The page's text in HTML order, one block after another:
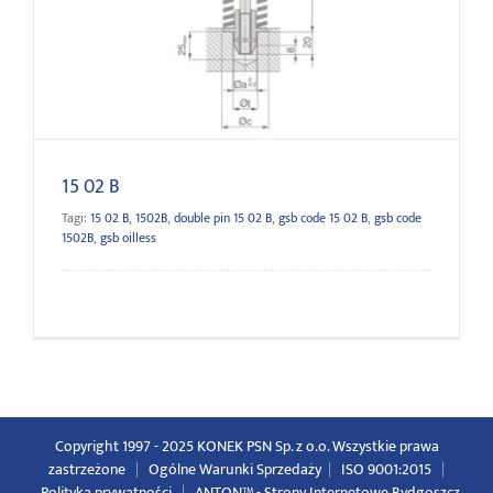
15 02 B
Tagi: 15 02 B, 1502B, double pin 15 02 B, gsb code 15 02 B, gsb code
1502B, gsb oilless
Copyright 1997 - 2025 KONEK PSN Sp. z o.o. Wszystkie prawa
zastrzeżone | Ogólne Warunki Sprzedaży | ISO 9001:2015 |